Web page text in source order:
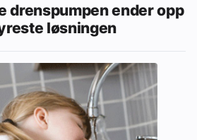
drenspumpen ender opp
løsningen